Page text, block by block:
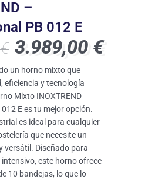
–
PB 012 E
€ El
original
era:
5.314,00 €.
3.989,00 €El
un horno mixto que
eficiencia y tecnología
Mixto INOXTREND
E es tu mejor opción.
es ideal para cualquier
que necesite un
versátil. Diseñado para
este horno ofrece
10 bandejas, lo que lo